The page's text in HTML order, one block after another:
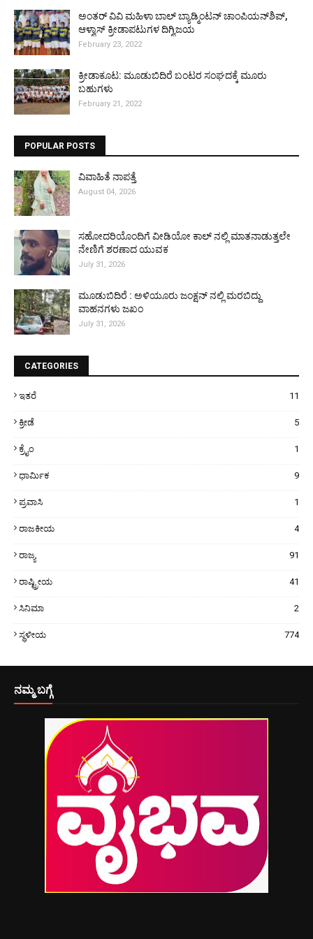
ಅಂತರ್ ವಿವಿ ಮಹಿಳಾ ಬಾಲ್ ಬ್ಯಾಡ್ಮಿಂಟನ್ ಚಾಂಪಿಯನ್‌ಶಿಪ್,
ಆಳ್ವಾಸ್ ಕ್ರೀಡಾಪಟುಗಳ ದಿಗ್ವಿಜಯ
February 23, 2022
ಕ್ರೀಡಾಕೂಟ: ಮೂಡುಬಿದಿರೆ ಬಂಟರ ಸಂಘದಕ್ಕೆ ಮೂರು
ಬಹುಗಳು
February 21, 2022
POPULAR POSTS
ವಿವಾಹಿತೆ ನಾಪತ್ತೆ
August 04, 2026
ಸಹೋದರಿಯೊಂದಿಗೆ ವೀಡಿಯೋ ಕಾಲ್ ನಲ್ಲಿ ಮಾತನಾಡುತ್ತಲೇ
ನೇಣಿಗೆ ಶರಣಾದ ಯುವಕ
July 31, 2026
ಮೂಡುಬಿದಿರೆ : ಅಳಿಯೂರು ಜಂಕ್ಷನ್ ನಲ್ಲಿ ಮರಬಿದ್ದು
ವಾಹನಗಳು ಜಖಂ
July 31, 2026
CATEGORIES
ಇತರೆ 11
ಕ್ರೀಡೆ 5
ಕ್ರೈಂ 1
ಧಾರ್ಮಿಕ 9
ಪ್ರವಾಸಿ 1
ರಾಜಕೀಯ 4
ರಾಜ್ಯ 91
ರಾಷ್ಟ್ರೀಯ 41
ಸಿನಿಮಾ 2
ಸ್ಥಳೀಯ 774
ನಮ್ಮ ಬಗ್ಗೆ